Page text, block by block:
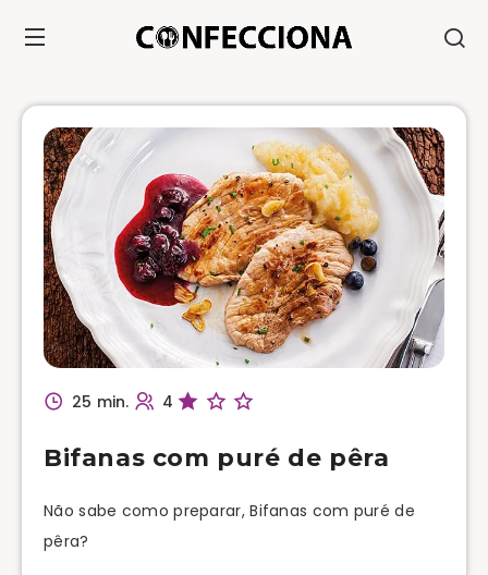
25 min. 4
Bifanas com puré de pêra
Não sabe como preparar, Bifanas com puré de
pêra?